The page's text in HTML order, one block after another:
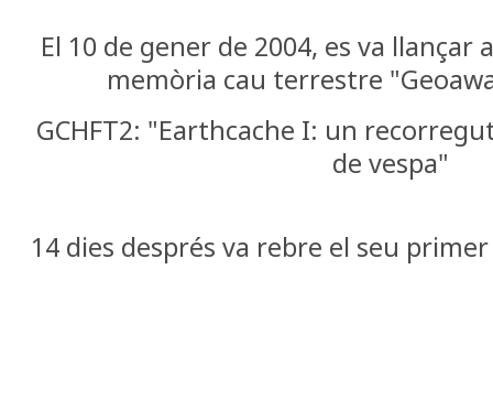
El 10 de gener de 2004, es va
memòria cau terrestre
GCHFT2: "Earthcache I: un
de vespa"
14 dies després va rebre el seu